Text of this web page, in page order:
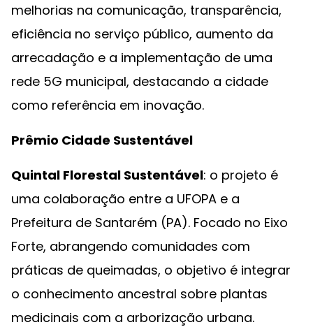
melhorias na comunicação, transparência,
eficiência no serviço público, aumento da
arrecadação e a implementação de uma
rede 5G municipal, destacando a cidade
como referência em inovação.
Prêmio Cidade Sustentável
Quintal Florestal Sustentável: o projeto é
uma colaboração entre a UFOPA e a
Prefeitura de Santarém (PA). Focado no Eixo
Forte, abrangendo comunidades com
práticas de queimadas, o objetivo é integrar
o conhecimento ancestral sobre plantas
medicinais com a arborização urbana.